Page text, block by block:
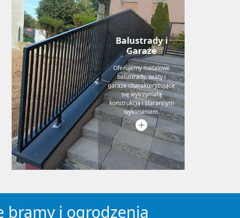
Balustrady i
Garaże
Oferujemy metalowe
balustrady, wiaty i
garaże charakteryzujące
się wytrzymałą
konstrukcją i starannym
wykonaniem.
bramy i ogrodzenia